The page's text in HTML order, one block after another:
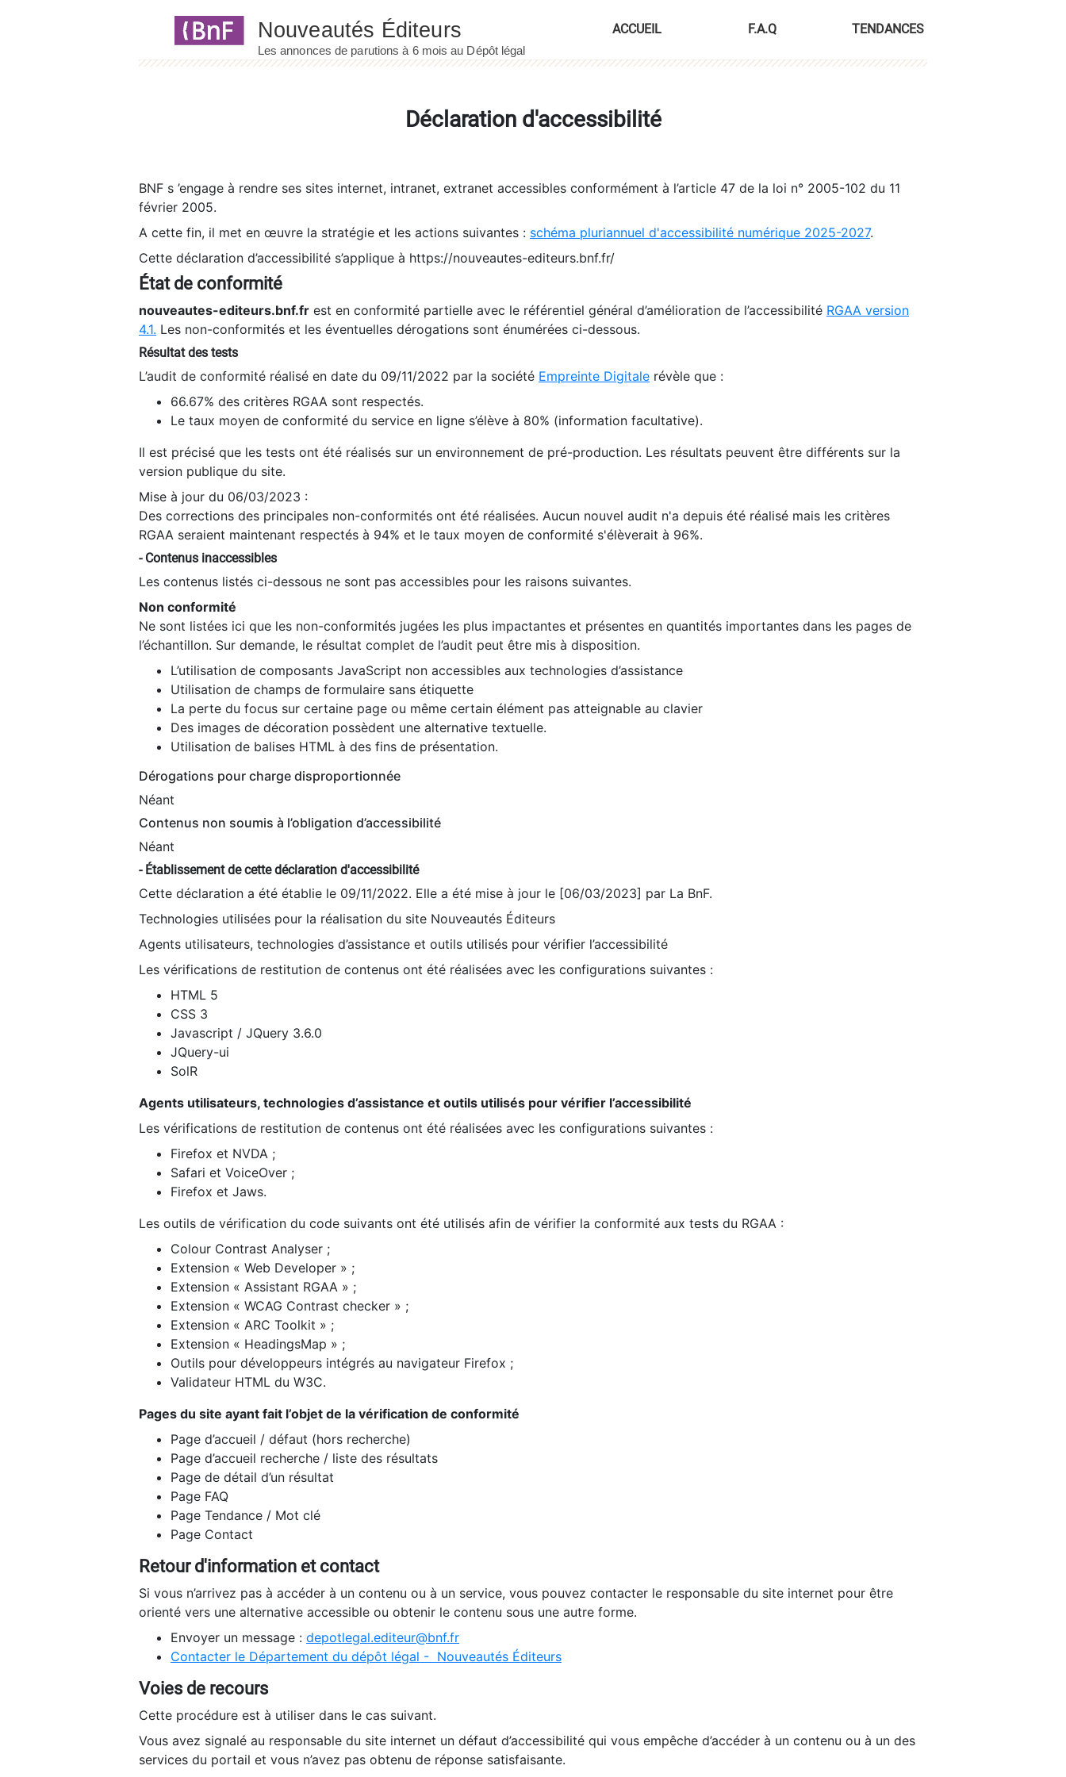
ACCUEIL F.A.Q TENDANCES
Déclaration d'accessibilité
BNF s ’engage à rendre ses sites internet, intranet, extranet accessibles conformément à l’article 47 de la loi n° 2005-102 du 11
février 2005.
A cette fin, il met en œuvre la stratégie et les actions suivantes : schéma pluriannuel d'accessibilité numérique 2025-2027.
Cette déclaration d’accessibilité s’applique à https://nouveautes-editeurs.bnf.fr/
État de conformité
nouveautes-editeurs.bnf.fr est en conformité partielle avec le référentiel général d’amélioration de l’accessibilité RGAA version
4.1. Les non-conformités et les éventuelles dérogations sont énumérées ci-dessous.
Résultat des tests
L’audit de conformité réalisé en date du 09/11/2022 par la société Empreinte Digitale révèle que :
66.67% des critères RGAA sont respectés.
Le taux moyen de conformité du service en ligne s’élève à 80% (information facultative).
Il est précisé que les tests ont été réalisés sur un environnement de pré-production. Les résultats peuvent être différents sur la
version publique du site.
Mise à jour du 06/03/2023 :
Des corrections des principales non-conformités ont été réalisées. Aucun nouvel audit n'a depuis été réalisé mais les critères
RGAA seraient maintenant respectés à 94% et le taux moyen de conformité s'élèverait à 96%.
- Contenus inaccessibles
Les contenus listés ci-dessous ne sont pas accessibles pour les raisons suivantes.
Non conformité
Ne sont listées ici que les non-conformités jugées les plus impactantes et présentes en quantités importantes dans les pages de
l’échantillon. Sur demande, le résultat complet de l’audit peut être mis à disposition.
L’utilisation de composants JavaScript non accessibles aux technologies d’assistance
Utilisation de champs de formulaire sans étiquette
La perte du focus sur certaine page ou même certain élément pas atteignable au clavier
Des images de décoration possèdent une alternative textuelle.
Utilisation de balises HTML à des fins de présentation.
Dérogations pour charge disproportionnée
Néant
Contenus non soumis à l’obligation d’accessibilité
Néant
- Établissement de cette déclaration d'accessibilité
Cette déclaration a été établie le 09/11/2022. Elle a été mise à jour le [06/03/2023] par La BnF.
Technologies utilisées pour la réalisation du site Nouveautés Éditeurs
Agents utilisateurs, technologies d’assistance et outils utilisés pour vérifier l’accessibilité
Les vérifications de restitution de contenus ont été réalisées avec les configurations suivantes :
HTML 5
CSS 3
Javascript / JQuery 3.6.0
JQuery-ui
SolR
Agents utilisateurs, technologies d’assistance et outils utilisés pour vérifier l’accessibilité
Les vérifications de restitution de contenus ont été réalisées avec les configurations suivantes :
Firefox et NVDA ;
Safari et VoiceOver ;
Firefox et Jaws.
Les outils de vérification du code suivants ont été utilisés afin de vérifier la conformité aux tests du RGAA :
Colour Contrast Analyser ;
Extension « Web Developer » ;
Extension « Assistant RGAA » ;
Extension « WCAG Contrast checker » ;
Extension « ARC Toolkit » ;
Extension « HeadingsMap » ;
Outils pour développeurs intégrés au navigateur Firefox ;
Validateur HTML du W3C.
Pages du site ayant fait l’objet de la vérification de conformité
Page d’accueil / défaut (hors recherche)
Page d’accueil recherche / liste des résultats
Page de détail d’un résultat
Page FAQ
Page Tendance / Mot clé
Page Contact
Retour d'information et contact
Si vous n’arrivez pas à accéder à un contenu ou à un service, vous pouvez contacter le responsable du site internet pour être
orienté vers une alternative accessible ou obtenir le contenu sous une autre forme.
Envoyer un message : depotlegal.editeur@bnf.fr
Contacter le Département du dépôt légal - Nouveautés Éditeurs
Voies de recours
Cette procédure est à utiliser dans le cas suivant.
Vous avez signalé au responsable du site internet un défaut d’accessibilité qui vous empêche d’accéder à un contenu ou à un des
services du portail et vous n’avez pas obtenu de réponse satisfaisante.